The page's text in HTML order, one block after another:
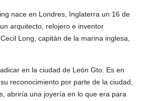
nace en Londres, Inglaterra un 16 de
arquitecto, relojero e inventor
Long, capitán de la marina inglesa,
en la ciudad de León Gto. Es en
reconocimiento por parte de la ciudad,
abriría una joyería en lo que era para